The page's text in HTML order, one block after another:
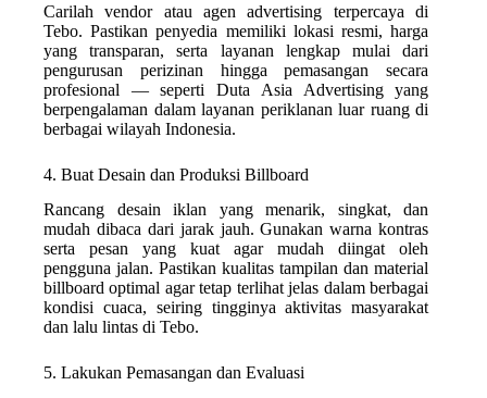
Carilah vendor atau agen advertising terpercaya di
Tebo. Pastikan penyedia memiliki lokasi resmi, harga
yang transparan, serta layanan lengkap mulai dari
pengurusan perizinan hingga pemasangan secara
profesional — seperti Duta Asia Advertising yang
berpengalaman dalam layanan periklanan luar ruang di
berbagai wilayah Indonesia.
4. Buat Desain dan Produksi Billboard
Rancang desain iklan yang menarik, singkat, dan
mudah dibaca dari jarak jauh. Gunakan warna kontras
serta pesan yang kuat agar mudah diingat oleh
pengguna jalan. Pastikan kualitas tampilan dan material
billboard optimal agar tetap terlihat jelas dalam berbagai
kondisi cuaca, seiring tingginya aktivitas masyarakat
dan lalu lintas di Tebo.
5. Lakukan Pemasangan dan Evaluasi